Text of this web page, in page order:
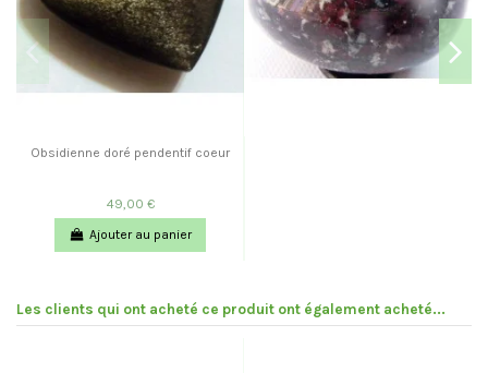
Obsidienne doré pendentif coeur
49,00 €
Ajouter au panier
Les clients qui ont acheté ce produit ont également acheté...